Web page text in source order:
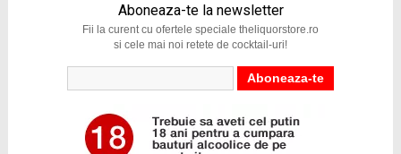
Aboneaza-te la newsletter
Fii la curent cu ofertele speciale theliquorstore.ro
si cele mai noi retete de cocktail-uri!